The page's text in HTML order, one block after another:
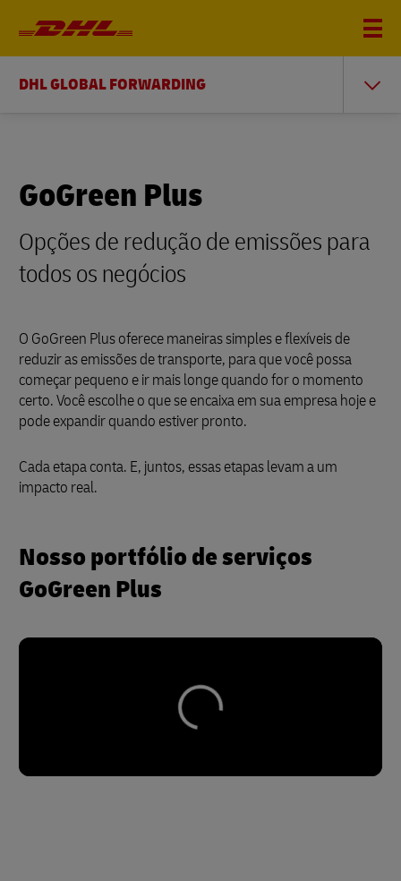
DHL GLOBAL FORWARDING
GoGreen Plus
Opções de redução de emissões para
todos os negócios
O GoGreen Plus oferece maneiras simples e flexíveis de
reduzir as emissões de transporte, para que você possa
começar pequeno e ir mais longe quando for o momento
certo. Você escolhe o que se encaixa em sua empresa hoje e
pode expandir quando estiver pronto.
Cada etapa conta. E, juntos, essas etapas levam a um
impacto real.
Nosso portfólio de serviços
GoGreen Plus